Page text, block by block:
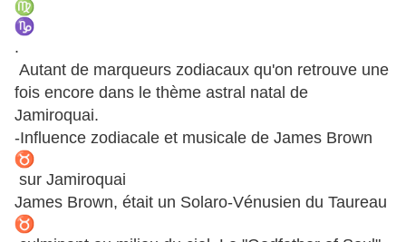
.
Autant de marqueurs zodiacaux qu'on retrouve une
fois encore dans le thème astral natal de
Jamiroquai.
-Influence zodiacale et musicale de James Brown
sur Jamiroquai
James Brown, était un Solaro-Vénusien du Taureau